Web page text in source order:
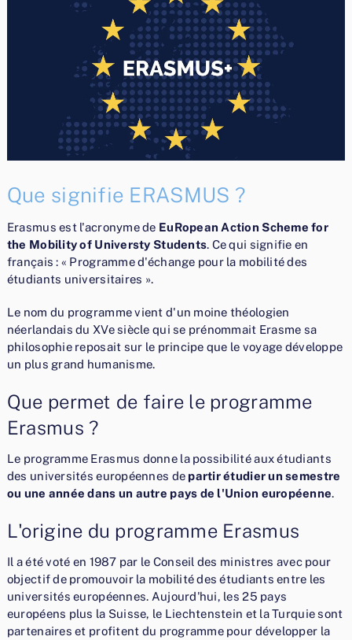
Que signifie ERASMUS ?
Erasmus est l'acronyme de EuRopean Action Scheme for
the Mobility of Universty Students. Ce qui signifie en
français : « Programme d'échange pour la mobilité des
étudiants universitaires ».
Le nom du programme vient d'un moine théologien
néerlandais du XVe siècle qui se prénommait Erasme sa
philosophie reposait sur le principe que le voyage développe
un plus grand humanisme.
Que permet de faire le programme
Erasmus ?
Le programme Erasmus donne la possibilité aux étudiants
des universités européennes de partir étudier un semestre
ou une année dans un autre pays de l'Union européenne.
L'origine du programme Erasmus
Il a été voté en 1987 par le Conseil des ministres avec pour
objectif de promouvoir la mobilité des étudiants entre les
universités européennes. Aujourd'hui, les 25 pays
européens plus la Suisse, le Liechtenstein et la Turquie sont
partenaires et profitent du programme pour développer la